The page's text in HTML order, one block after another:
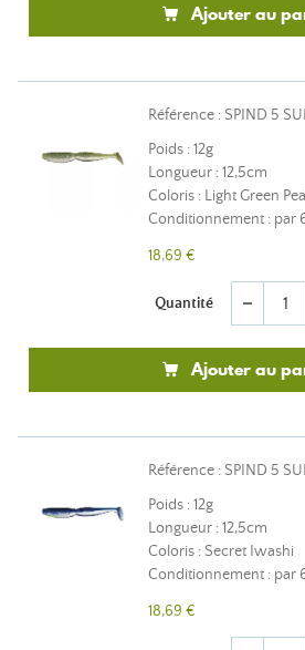
Ajouter au
Référence : SPIND 5
Poids : 12g
Longueur : 12,5cm
Coloris : Light Green Peal
Conditionnement : par
18,69 €
Quantité remove
Ajouter au
Référence : SPIND 5
Poids : 12g
Longueur : 12,5cm
Coloris : Secret Iwashi
Conditionnement : par
18,69 €